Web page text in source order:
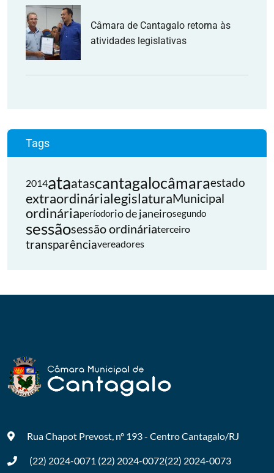
Câmara de Cantagalo retorna às
atividades legislativas
Tags
2014ataatascantagalocâmaraestado
extraordinárialegislaturaMunicipal
ordináriaperíodorio de janeirosegundo
sessãosessão ordináriaterceiro
transparênciavereadores
Rua Chapot Prevost, nº 193 - CentroCantagalo/RJ
(22) 2024-0071 (22) 2024-0072(22) 2024-0073